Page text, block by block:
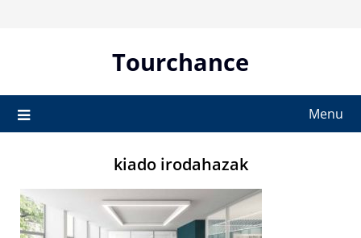
Tourchance
Menu
kiado irodahazak